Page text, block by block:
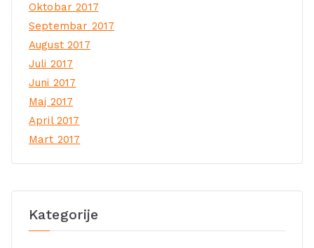
Oktobar 2017
Septembar 2017
August 2017
Juli 2017
Juni 2017
Maj 2017
April 2017
Mart 2017
Kategorije